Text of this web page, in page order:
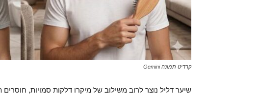
קרדיט תמונה Gemini
שיער דליל נוצר לרוב משילוב של מיקרו דלקות סמויות,